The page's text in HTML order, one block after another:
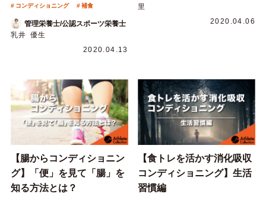
コンディショニング 補食
管理栄養士/公認スポーツ栄養士
乳井 優生
2020.04.13
里
2020.04.06
【腸からコンディショニン
グ】「便」を見て「腸」を
知る方法とは？
【食トレを活かす消化吸収
コンディショニング】生活
習慣編